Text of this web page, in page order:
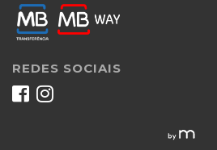
REDES SOCIAIS